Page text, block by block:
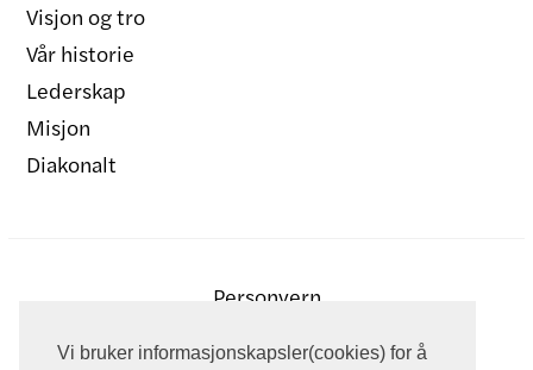
Vi bruker informasjonskapsler(cookies) for å
Visjon og tro
Vår historie
Lederskap
Misjon
Diakonalt
Personvern